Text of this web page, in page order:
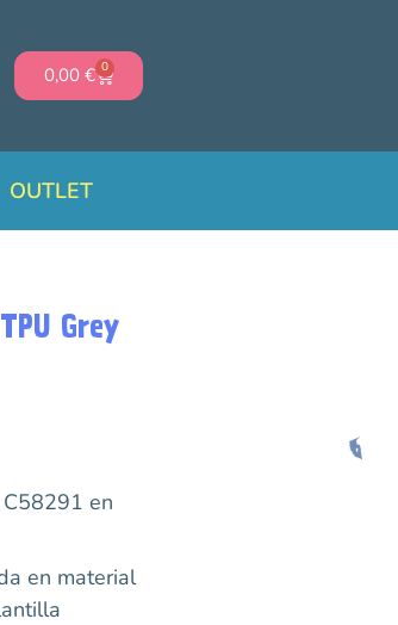
0,00 € 0
OUTLET
Grey
en
en material